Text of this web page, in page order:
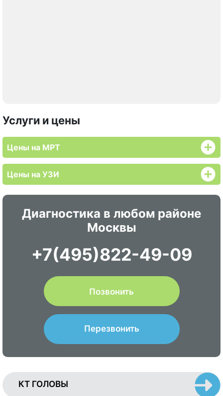
Услуги и цены
Цены на МРТ
Цены на УЗИ
Диагностика в любом районе
Москвы
+7(495)822-49-09
Позвонить
Перезвонить
КТ ГОЛОВЫ